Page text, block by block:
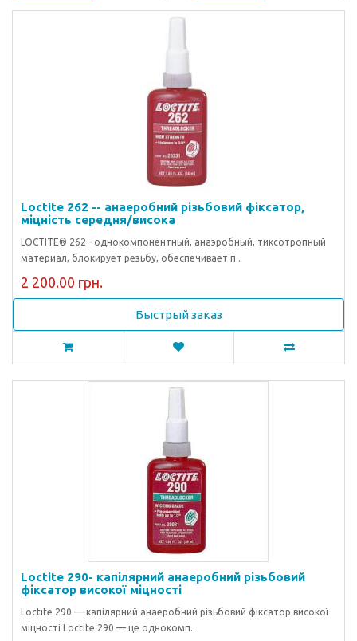
Loctite 262 -- анаеробний різьбовий фіксатор,
міцність середня/висока
LOCTITE® 262 - однокомпонентный, анаэробный, тиксотропный
материал, блокирует резьбу, обеспечивает п..
2 200.00 грн.
Быстрый заказ
Loctite 290- капілярний анаеробний різьбовий
фіксатор високої міцності
Loctite 290 — капілярний анаеробний різьбовий фіксатор високої
міцності Loctite 290 — це однокомп..